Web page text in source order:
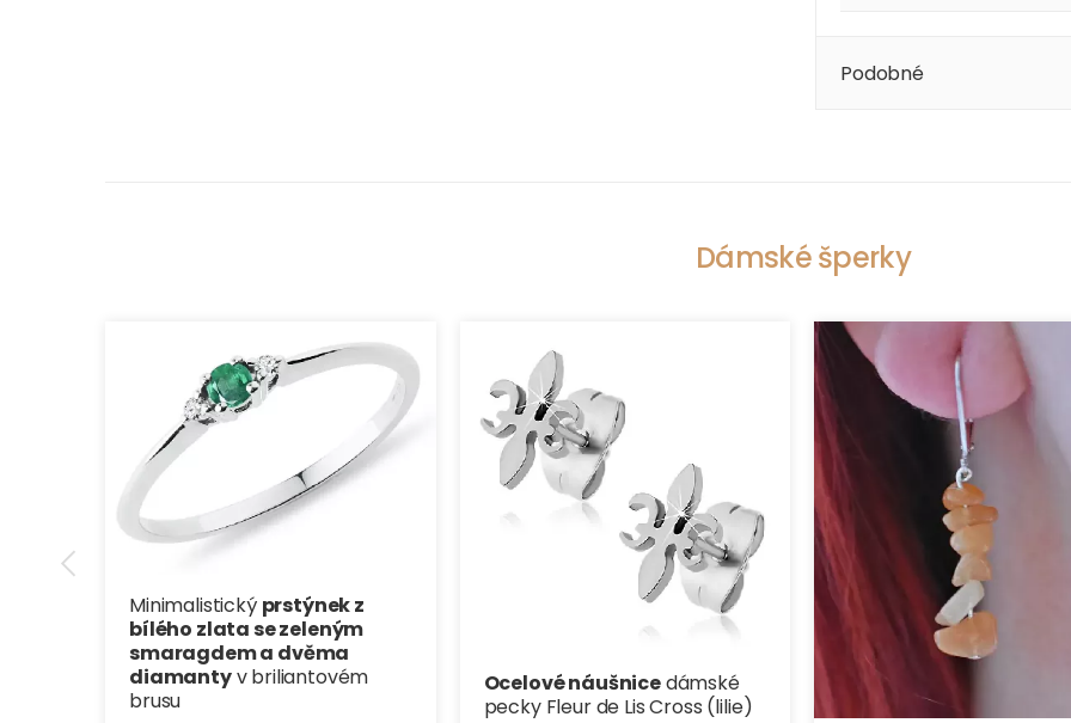
Podobné
Dámské šperky
Minimalistický prstýnek z
bílého zlata se zeleným
smaragdem a dvěma
diamantyv briliantovém
brusu
Ocelové náušnicedámské
pecky Fleur de Lis Cross (lilie)